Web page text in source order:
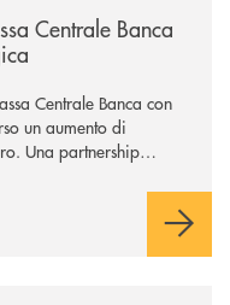
Centrale Banca
Centrale Banca con
un aumento di
Una partnership
ampliare l’offerta e